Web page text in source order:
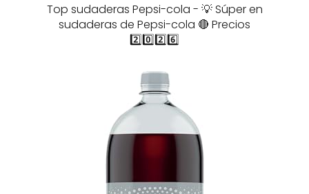
Top sudaderas Pepsi-cola - 💡 Súper en
sudaderas de Pepsi-cola 🔴 Precios
2️⃣0️⃣2️⃣6️⃣